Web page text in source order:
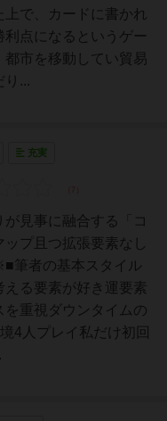
上で、カードに書かれ
点になるというゲー
都市を移動してい貿易
り...
充実
見事に融合する「コ
プ且つ拡張要素なし
筆者の基本スタイル
える要素が好き運要素
を重視ダウンタイムの
4人プレイ私だけ初回